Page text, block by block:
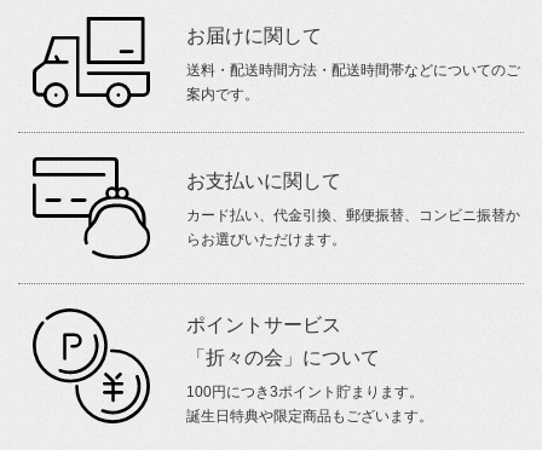
お届けに関して
送料・配送時間方法・配送時間帯などについてのご
案内です。
お支払いに関して
カード払い、代金引換、郵便振替、コンビニ振替か
らお選びいただけます。
ポイントサービス
「折々の会」について
100円につき3ポイント貯まります。
誕生日特典や限定商品もございます。